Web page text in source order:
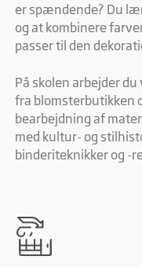
er spændende? Du
og at kombinere
passer til den
På skolen arbejder
fra blomsterbutikken
bearbejdning af
med kultur- og
binderiteknikker og -